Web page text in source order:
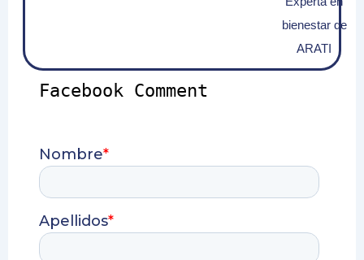
bienestar de
ARATI
Facebook Comment